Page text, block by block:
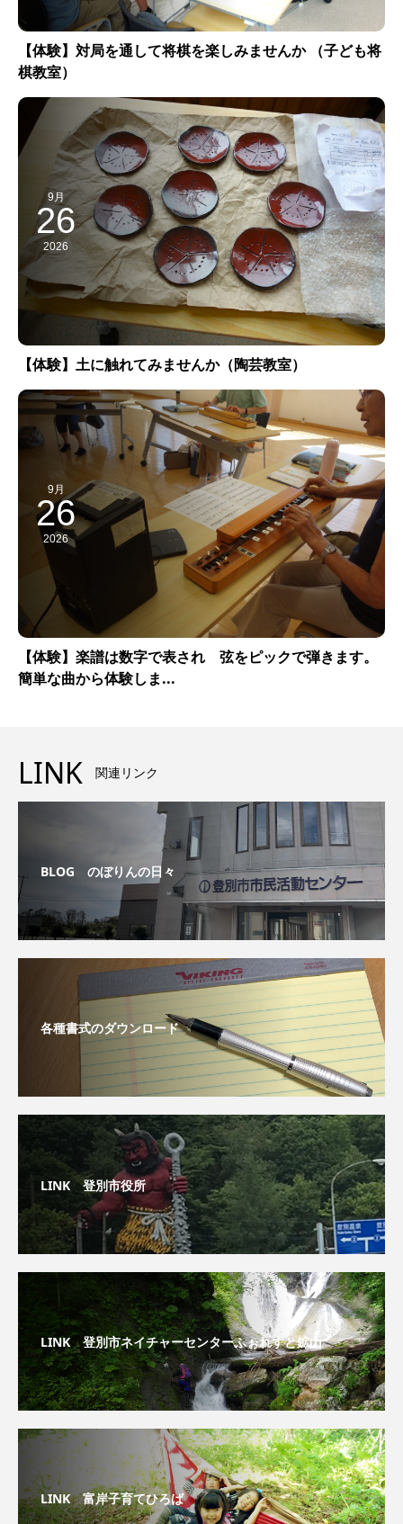
【体験】対局を通して将棋を楽しみませんか （子ども将
棋教室）
9月
26
2026
【体験】土に触れてみませんか（陶芸教室）
9月
26
2026
【体験】楽譜は数字で表され 弦をピックで弾きます。
簡単な曲から体験しま...
LINK 関連リンク
BLOG のぼりんの日々
各種書式のダウンロード
LINK 登別市役所
LINK 登別市ネイチャーセンターふぉれすと鉱山
LINK 富岸子育てひろば